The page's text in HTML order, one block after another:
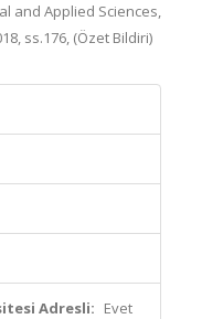
and Applied Sciences,
ss.176, (Özet Bildiri)
Adresli: Evet